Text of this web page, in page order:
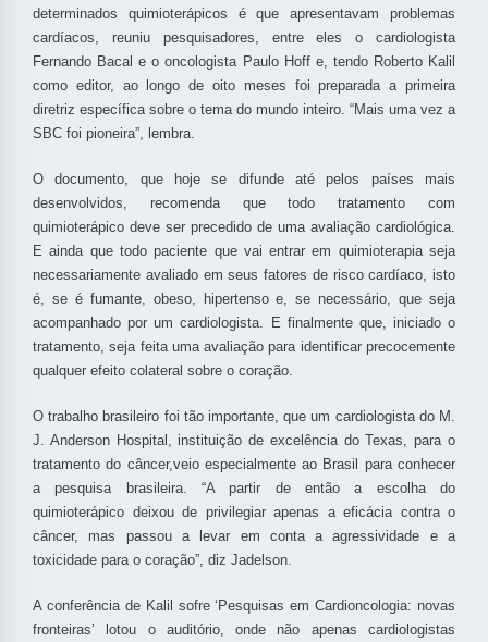
determinados quimioterápicos é que apresentavam problemas
cardíacos, reuniu pesquisadores, entre eles o cardiologista
Fernando Bacal e o oncologista Paulo Hoff e, tendo Roberto Kalil
como editor, ao longo de oito meses foi preparada a primeira
diretriz específica sobre o tema do mundo inteiro. “Mais uma vez a
SBC foi pioneira”, lembra.
O documento, que hoje se difunde até pelos países mais
desenvolvidos, recomenda que todo tratamento com
quimioterápico deve ser precedido de uma avaliação cardiológica.
E ainda que todo paciente que vai entrar em quimioterapia seja
necessariamente avaliado em seus fatores de risco cardíaco, isto
é, se é fumante, obeso, hipertenso e, se necessário, que seja
acompanhado por um cardiologista. E finalmente que, iniciado o
tratamento, seja feita uma avaliação para identificar precocemente
qualquer efeito colateral sobre o coração.
O trabalho brasileiro foi tão importante, que um cardiologista do M.
J. Anderson Hospital, instituição de excelência do Texas, para o
tratamento do câncer,veio especialmente ao Brasil para conhecer
a pesquisa brasileira. “A partir de então a escolha do
quimioterápico deixou de privilegiar apenas a eficácia contra o
câncer, mas passou a levar em conta a agressividade e a
toxicidade para o coração”, diz Jadelson.
A conferência de Kalil sofre ‘Pesquisas em Cardioncologia: novas
fronteiras’ lotou o auditório, onde não apenas cardiologistas